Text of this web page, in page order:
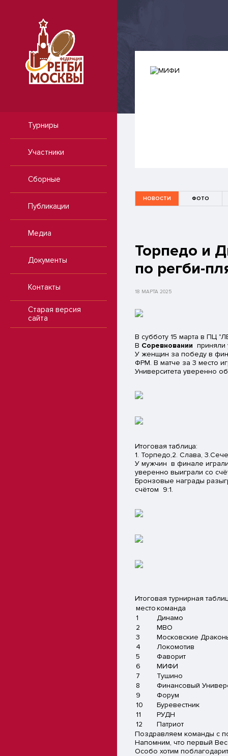
Турниры
Участники
Сборные
Публикации
Медиа
Документы
Контакты
Старая версия
сайта
НОВОСТИ ФОТО
Торпедо и
по регби-
18 МАРТА 2025
В субботу 15 марта в ПЦ
В Соревновании приняли
У женщин за победу в
ФРМ. В матче за 3 место
Университета уверенно
Итоговая таблица:
1. Торпедо,2. Слава,
У мужчин в финале
уверенно выиграли со
Бронзовые награды
счётом 9:1.
Итоговая турнирная
местокоманда
1
Динамо
2
МВО
3
Московские
4
Локомотив
5
Фаворит
6
МИФИ
7
Тушино
8
Финансовый
9
Форум
10
Буревестник
11
РУДН
12
Патриот
Поздравляем команды с
Напомним, что первый
Особо хотим